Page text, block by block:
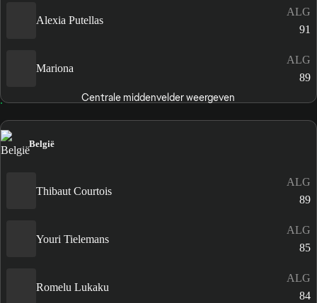
Alexia Putellas
ALG
91
Mariona
ALG
89
Centrale middenvelder weergeven
België
Thibaut Courtois
ALG
89
Youri Tielemans
ALG
85
Romelu Lukaku
ALG
84